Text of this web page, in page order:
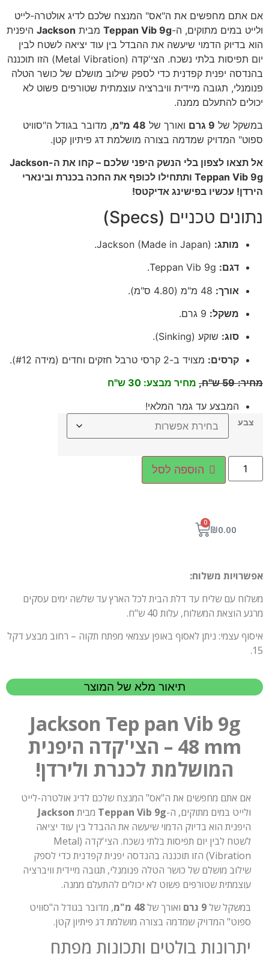
אם אתם מחפשים את ה"אס" המנצח שלכם לדיג אולטרה-לייט
ולייט במים מתוקים, ה-Teppan Vib 9g מבית Jackson היפנית
הוא בדיוק הדמוי שיעשה את ההבדל בין עוד יציאה לשטח לבין
יום תפיסות בלתי נשכח. הצי'קדה (Metal Vibration) הזו תוכננה
בהנדסה יפנית קפדנית כדי לספק שילוב מושלם של כושר הטלה
פנומנלי, תגובה מיידית וויברציה עוצמתית שטורפים פשוט לא
יכולים להתעלם ממנה.
במשקל של 9 גרם ואורך של 48 מ"מ
, מדובר בגודל ה"סוויט
ספוט" המדויק שמדמה בצורה מושלמת דג פיתיון קטן.
אל תצאו לצפון בלי הנשק היפני שלכם – קחו את ה-Jackson
Teppan Vib 9g ותתחילו לכופף את החכה בכנרת ובינארי
הירדן! עכשיו בפישינג אדיקטס!
נתונים טכניים (Specs)
מותג:
דגם:
אורך:
משקל:
סוג: שוקע (Sinking).
קרסים: מצויד ב-2 קרסי טרבל חזקים וחדים (מידה #12).
מחיר:
59 ש"ח, מחיר מבצע: 30 ש"ח
המבצע עד גמר המלאי!
צבע
הוספה לסל
₪0.00
0
אפשרויות משלוח:
משלוח עם שליח עד דלת הבית לכל הארץ עד שלשה ימים עסקים
מרגע הוצאת המשלוח, עלות 40 ש"ח.
איסוף עצמי: ניתן לאסוף באופן עצמאי מפתח תקוה – רחוב מבצע דקל
15.
תיאור מלא של המוצר
Jackson Tep pan Vib 9g
48 mm – הצי'קדה היפנית
המושלמת לכנרת ולירדן!
אם אתם מחפשים את ה"אס" המנצח שלכם לדיג אולטרה-לייט
ולייט במים מתוקים, ה-Teppan Vib 9g מבית Jackson
היפנית הוא בדיוק הדמוי שיעשה את ההבדל בין עוד יציאה
לשטח לבין יום תפיסות בלתי נשכח. הצי'קדה (Metal
Vibration) הזו תוכננה בהנדסה יפנית קפדנית כדי לספק
שילוב מושלם של כושר הטלה פנומנלי, תגובה מיידית וויברציה
עוצמתית שטורפים פשוט לא יכולים להתעלם ממנה.
במשקל של9 גרם ואורך של48 מ"מ
, מדובר בגודל ה"סוויט
ספוט" המדויק שמדמה בצורה מושלמת דג פיתיון קטן.
יתרונות בולטים ותכונות מפתח